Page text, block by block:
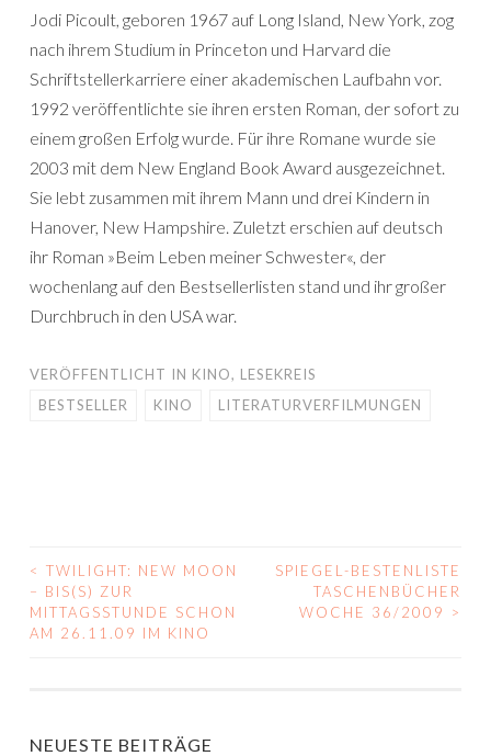
Jodi Picoult, geboren 1967 auf Long Island, New York, zog
nach ihrem Studium in Princeton und Harvard die
Schriftstellerkarriere einer akademischen Laufbahn vor.
1992 veröffentlichte sie ihren ersten Roman, der sofort zu
einem großen Erfolg wurde. Für ihre Romane wurde sie
2003 mit dem New England Book Award ausgezeichnet.
Sie lebt zusammen mit ihrem Mann und drei Kindern in
Hanover, New Hampshire. Zuletzt erschien auf deutsch
ihr Roman »Beim Leben meiner Schwester«, der
wochenlang auf den Bestsellerlisten stand und ihr großer
Durchbruch in den USA war.
VERÖFFENTLICHT IN KINO, LESEKREIS
BESTSELLER
KINO LITERATURVERFILMUNGEN
BEITRAGS-
NAVIGATION
< TWILIGHT: NEW MOON
– BIS(S) ZUR
MITTAGSSTUNDE SCHON
AM 26.11.09 IM KINO
SPIEGEL-BESTENLISTE
TASCHENBÜCHER
WOCHE 36/2009
>
NEUESTE BEITRÄGE